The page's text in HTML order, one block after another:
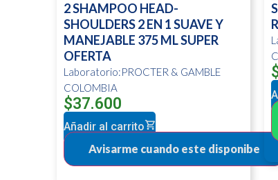
2 SHAMPOO HEAD-
SHOULDERS 2 EN 1 SUAVE Y
MANEJABLE 375 ML SUPER
OFERTA
Laboratorio:PROCTER & GAMBLE
COLOMBIA
$37.600
Añadir al carrito